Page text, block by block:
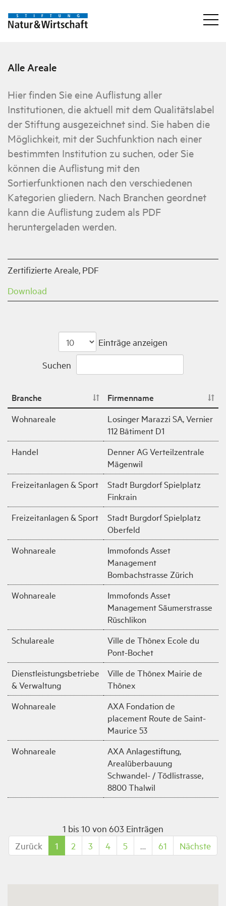
Alle Areale
Hier finden Sie eine Auflistung aller
Institutionen, die aktuell mit dem Qualitätslabel
der Stiftung ausgezeichnet sind. Sie haben die
Möglichkeit, mit der Suchfunktion nach einer
bestimmten Institution zu suchen, oder Sie
können die Auflistung mit den
Sortierfunktionen nach den verschiedenen
Kategorien gliedern. Nach Branchen geordnet
kann die Auflistung zudem als PDF
heruntergeladen werden.
Zertifizierte Areale, PDF
Download
Einträge anzeigen
Suchen
Branche
Firmenname
Wohnareale
Losinger Marazzi SA, Vernier
112 Bâtiment D1
Handel
Denner AG Verteilzentrale
Mägenwil
Freizeitanlagen & Sport
Stadt Burgdorf Spielplatz
Finkrain
Freizeitanlagen & Sport
Stadt Burgdorf Spielplatz
Oberfeld
Wohnareale
Immofonds Asset
Management
Bombachstrasse Zürich
Wohnareale
Immofonds Asset
Management Säumerstrasse
Rüschlikon
Schulareale
Ville de Thônex Ecole du
Pont-Bochet
Dienstleistungsbetriebe
& Verwaltung
Ville de Thônex Mairie de
Thônex
Wohnareale
AXA Fondation de
placement Route de Saint-
Maurice 53
Wohnareale
AXA Anlagestiftung,
Arealüberbauung
Schwandel- / Tödlistrasse,
8800 Thalwil
1 bis 10 von 603 Einträgen
Zurück
1 2 3 4 5 … 61 Nächste